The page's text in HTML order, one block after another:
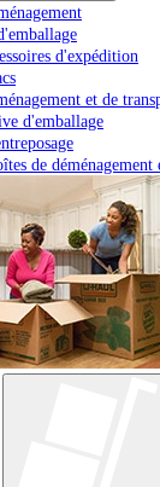
d'expédition
et de
d'emballage
de déménagement